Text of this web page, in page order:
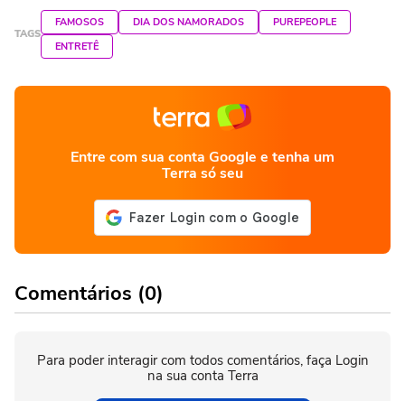
TAGS
FAMOSOS DIA DOS NAMORADOS
PUREPEOPLE
ENTRETÊ
Entre com sua conta Google e tenha um
Terra só seu
Comentários (0)
Para poder interagir com todos comentários, faça Login
na sua conta Terra